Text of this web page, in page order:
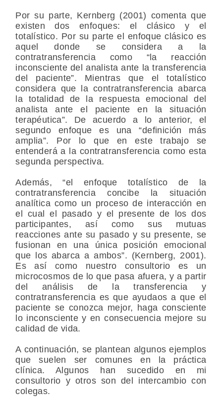
Por su parte, Kernberg (2001) comenta que
existen dos enfoques: el clásico y el
totalístico. Por su parte el enfoque clásico es
aquel donde se considera a la
contratransferencia como “la reacción
inconsciente del analista ante la transferencia
del paciente”. Mientras que el totalístico
considera que la contratransferencia abarca
la totalidad de la respuesta emocional del
analista ante el paciente en la situación
terapéutica”. De acuerdo a lo anterior, el
segundo enfoque es una “definición más
amplia”. Por lo que en este trabajo se
entenderá a la contratransferencia como esta
segunda perspectiva.
Además, “el enfoque totalístico de la
contratransferencia concibe la situación
analítica como un proceso de interacción en
el cual el pasado y el presente de los dos
participantes, así como sus mutuas
reacciones ante su pasado y su presente, se
fusionan en una única posición emocional
que los abarca a ambos”. (Kernberg, 2001).
Es así como nuestro consultorio es un
microcosmos de lo que pasa afuera, y a partir
del análisis de la transferencia y
contratransferencia es que ayudaos a que el
paciente se conozca mejor, haga consciente
lo inconsciente y en consecuencia mejore su
calidad de vida.
A continuación, se plantean algunos ejemplos
que suelen ser comunes en la práctica
clínica. Algunos han sucedido en mi
consultorio y otros son del intercambio con
colegas.